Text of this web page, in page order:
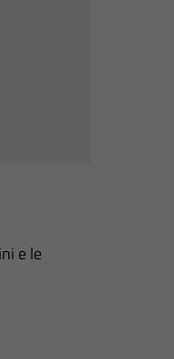
e le